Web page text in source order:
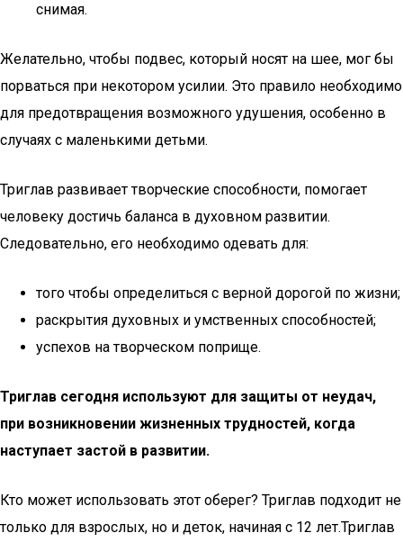
снимая.
Желательно, чтобы подвес, который носят на шее, мог бы
порваться при некотором усилии. Это правило необходимо
для предотвращения возможного удушения, особенно в
случаях с маленькими детьми.
Триглав развивает творческие способности, помогает
человеку достичь баланса в духовном развитии.
Следовательно, его необходимо одевать для:
того чтобы определиться с верной дорогой по жизни;
раскрытия духовных и умственных способностей;
успехов на творческом поприще.
Триглав сегодня используют для защиты от неудач,
при возникновении жизненных трудностей, когда
наступает застой в развитии.
Кто может использовать этот оберег? Триглав подходит не
только для взрослых, но и деток, начиная с 12 лет.Триглав